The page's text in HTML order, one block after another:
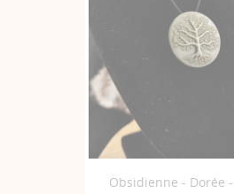
Obsidienne - Dorée -